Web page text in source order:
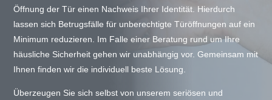
Öffnung der Tür einen Nachweis Ihrer Identität. Hierdurch
lassen sich Betrugsfälle für unberechtigte Türöffnungen auf ein
Minimum reduzieren. Im Falle einer Beratung rund um Ihre
häusliche Sicherheit gehen wir unabhängig vor. Gemeinsam mit
Ihnen finden wir die individuell beste Lösung.
Überzeugen Sie sich selbst von unserem seriösen und